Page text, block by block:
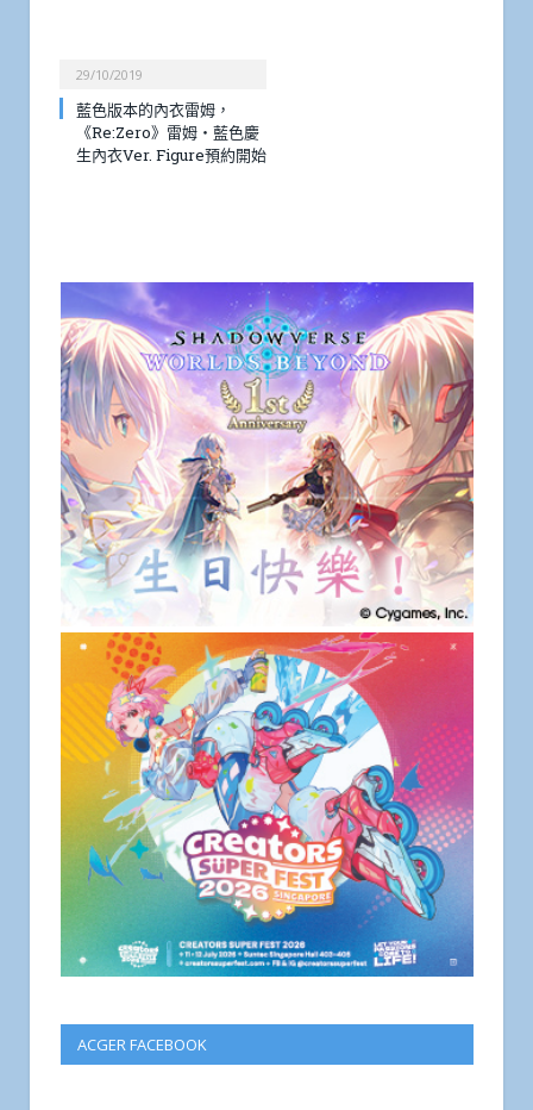
29/10/2019
藍色版本的內衣雷姆，
《Re:Zero》雷姆・藍色慶
生內衣Ver. Figure預約開始
ACGER FACEBOOK